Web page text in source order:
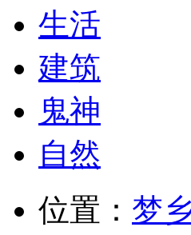
生活
建筑
鬼神
自然
位置： 梦